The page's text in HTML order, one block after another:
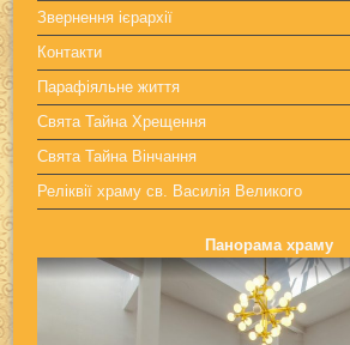
Звернення ієрархії
Контакти
Парафіяльне життя
Свята Тайна Хрещення
Свята Тайна Вінчання
Реліквії храму св. Василія Великого
Панорама храму